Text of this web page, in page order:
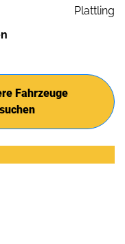
Plattling
Fahrzeuge